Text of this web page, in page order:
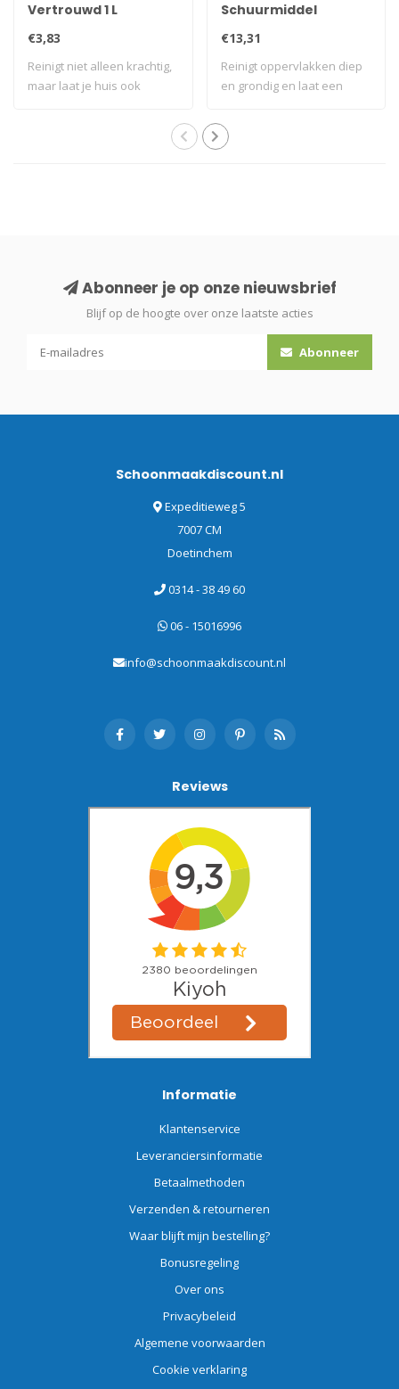
Vertrouwd 1 L
€3,83
Reinigt niet alleen krachtig,
maar laat je huis ook
Schuurmiddel
Citroen 2 L
€13,31
Reinigt oppervlakken diep
en grondig en laat een
Abonneer je op onze nieuwsbrief
Blijf op de hoogte over onze laatste acties
Abonneer
Schoonmaakdiscount.nl
Expeditieweg 5
7007 CM
Doetinchem
0314 - 38 49 60
06 - 15016996
info@schoonmaakdiscount.nl
Reviews
Informatie
Klantenservice
Leveranciersinformatie
Betaalmethoden
Verzenden & retourneren
Waar blijft mijn bestelling?
Bonusregeling
Over ons
Privacybeleid
Algemene voorwaarden
Cookie verklaring